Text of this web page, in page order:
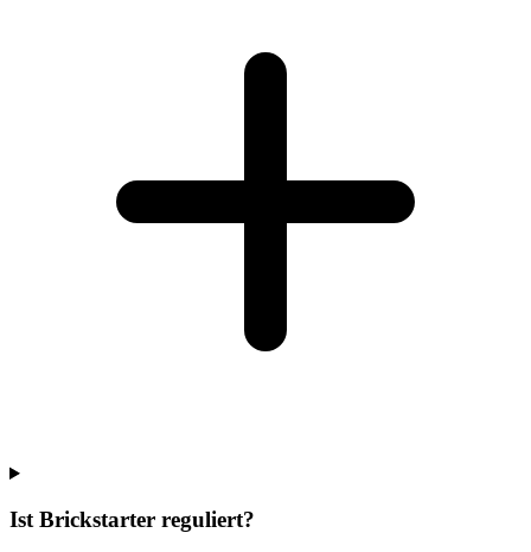
Ist Brickstarter reguliert?